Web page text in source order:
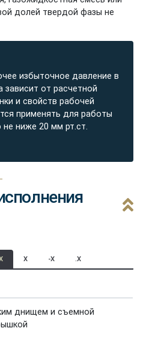
долей твердой фазы не
избыточное давление в
зависит от расчетной
и свойств рабочей
применять для работы
ниже 20 мм рт.ст.
X -X .X
днищем и съемной